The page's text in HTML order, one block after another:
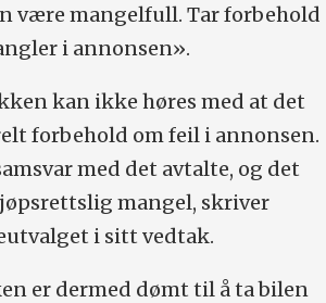
være mangelfull. Tar forbehold
i annonsen».
kan ikke høres med at det
forbehold om feil i annonsen.
med det avtalte, og det
mangel, skriver
i sitt vedtak.
er dermed dømt til å ta bilen